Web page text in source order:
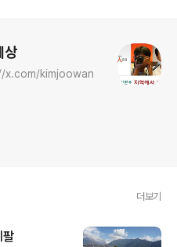
상
x.com/kimjoowan
더보기
팔